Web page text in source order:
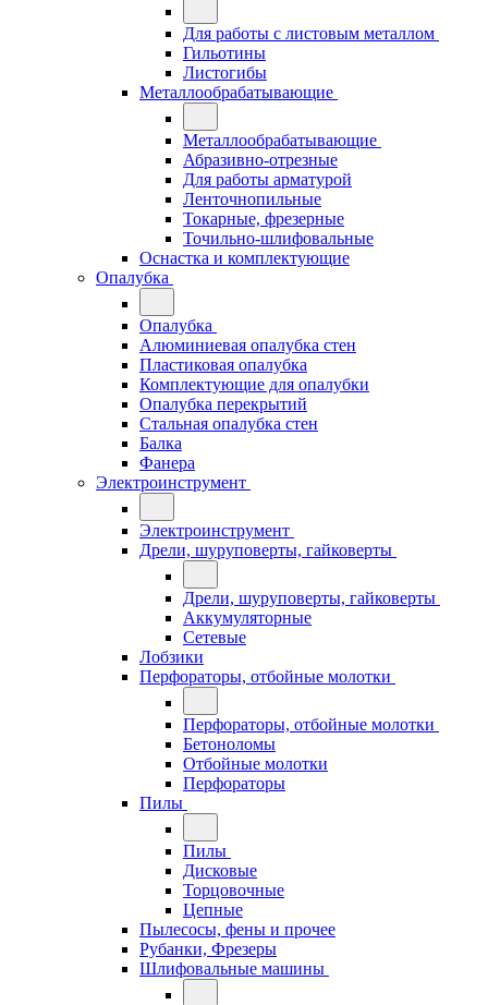
Для работы с листовым металлом
Гильотины
Листогибы
Металлообрабатывающие
Металлообрабатывающие
Абразивно-отрезные
Для работы арматурой
Ленточнопильные
Токарные, фрезерные
Точильно-шлифовальные
Оснастка и комплектующие
Опалубка
Опалубка
Алюминиевая опалубка стен
Пластиковая опалубка
Комплектующие для опалубки
Опалубка перекрытий
Стальная опалубка стен
Балка
Фанера
Электроинструмент
Электроинструмент
Дрели, шуруповерты, гайковерты
Дрели, шуруповерты, гайковерты
Аккумуляторные
Сетевые
Лобзики
Перфораторы, отбойные молотки
Перфораторы, отбойные молотки
Бетоноломы
Отбойные молотки
Перфораторы
Пилы
Пилы
Дисковые
Торцовочные
Цепные
Пылесосы, фены и прочее
Рубанки, Фрезеры
Шлифовальные машины